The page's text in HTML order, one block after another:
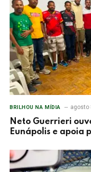
BRILHOU NA MÍDIA agosto
Neto Guerrieri
Eunápolis e apoia